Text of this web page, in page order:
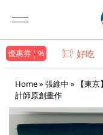
優惠券 好吃
Home» 張維中 » 【東
計師原創畫作